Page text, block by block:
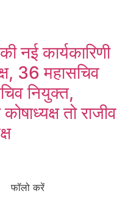
नई कार्यकारिणी
36 महासचिव
नियुक्त,
तो राजीव
फॉलो करें